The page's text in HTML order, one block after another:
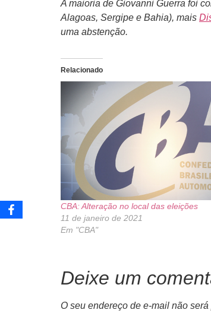
A maioria de Giovanni Guerra foi
Alagoas, Sergipe e Bahia), mais
uma abstenção.
Relacionado
CBA: Alteração no local das eleições
11 de janeiro de 2021
Em "CBA"
Deixe um
O seu endereço de e-mail não